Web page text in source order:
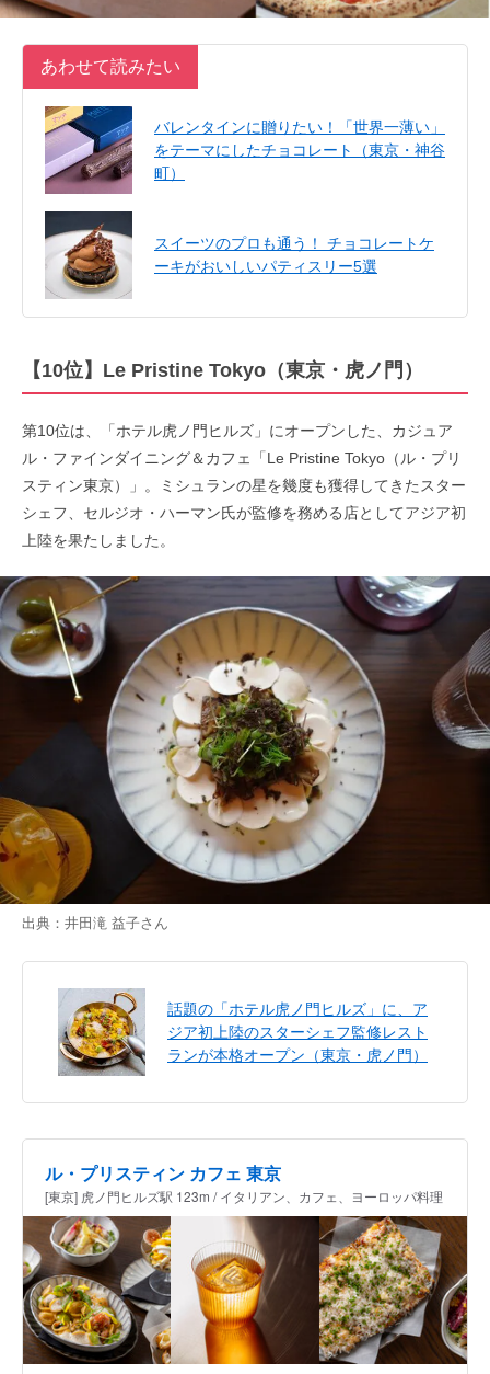
あわせて読みたい
バレンタインに贈りたい！「世界一薄い」
をテーマにしたチョコレート（東京・神谷
町）
スイーツのプロも通う！ チョコレートケ
ーキがおいしいパティスリー5選
【10位】Le Pristine Tokyo（東京・虎ノ門）
第10位は、「ホテル虎ノ門ヒルズ」にオープンした、カジュア
ル・ファインダイニング＆カフェ「Le Pristine Tokyo（ル・プリ
スティン東京）」。ミシュランの星を幾度も獲得してきたスター
シェフ、セルジオ・ハーマン氏が監修を務める店としてアジア初
上陸を果たしました。
出典： 井田滝 益子さん
話題の「ホテル虎ノ門ヒルズ」に、ア
ジア初上陸のスターシェフ監修レスト
ランが本格オープン（東京・虎ノ門）
ル・プリスティン カフェ 東京
[東京] 虎ノ門ヒルズ駅 123m / イタリアン、カフェ、ヨーロッパ料理